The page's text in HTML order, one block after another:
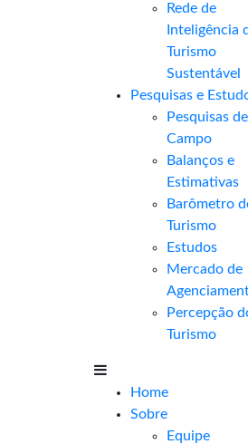
Rede de
Inteligência
Turismo
Sustentável
Pesquisas e
Pesquisas de
Campo
Balanços e
Estimativas
Barômetro
Turismo
Estudos
Mercado de
Percepção
Turismo
Home
Sobre
Equipe